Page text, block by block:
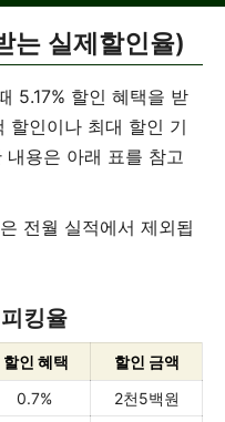
는 실제할인율)
5.17% 할인 혜택을 받
할인이나 최대 할인 기
용은 아래 표를 참고
전월 실적에서 제외됩
킹율
할인 혜택
할인 금액
0.7% 2천5백원